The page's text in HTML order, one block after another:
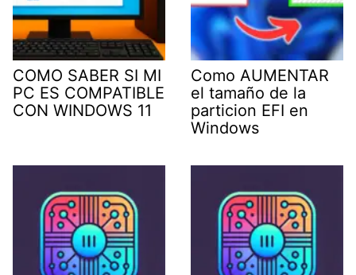
COMO SABER SI MI
PC ES COMPATIBLE
CON WINDOWS 11
Como AUMENTAR
el tamaño de la
particion EFI en
Windows